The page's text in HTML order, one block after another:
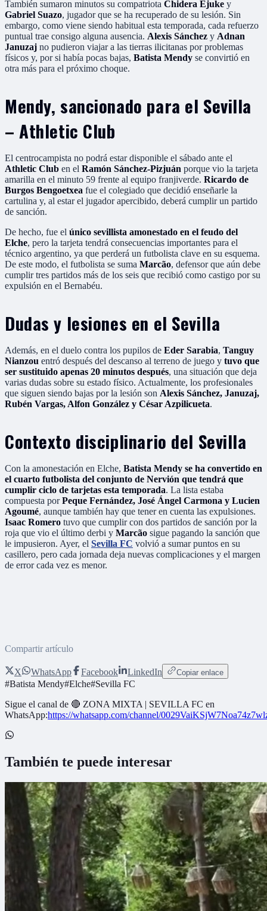
También sumaron minutos su compatriota Chidera Ejuke y
Gabriel Suazo, jugador que se ha recuperado de su lesión. Sin
embargo, como viene siendo habitual esta temporada, cada refuerzo
puntual trae consigo alguna ausencia. Alexis Sánchez y Adnan
Januzaj no pudieron viajar a las tierras ilicitanas por problemas
físicos y, por si había pocas bajas, Batista Mendy se convirtió en
otra más para el próximo choque.
Mendy, sancionado para el Sevilla
– Athletic Club
El centrocampista no podrá estar disponible el sábado ante el
Athletic Club en el Ramón Sánchez-Pizjuán porque vio la tarjeta
amarilla en el minuto 59 frente al equipo franjiverde. Ricardo de
Burgos Bengoetxea fue el colegiado que decidió enseñarle la
cartulina y, al estar el jugador apercibido, deberá cumplir un partido
de sanción.
De hecho, fue el único sevillista amonestado en el feudo del
Elche, pero la tarjeta tendrá consecuencias importantes para el
técnico argentino, ya que perderá un futbolista clave en su esquema.
De este modo, el futbolista se suma Marcão, defensor que aún debe
cumplir tres partidos más de los seis que recibió como castigo por su
expulsión en el Bernabéu.
Dudas y lesiones en el Sevilla
Además, en el duelo contra los pupilos de Eder Sarabia, Tanguy
Nianzou entró después del descanso al terreno de juego y tuvo que
ser sustituido apenas 20 minutos después, una situación que deja
varias dudas sobre su estado físico. Actualmente, los profesionales
que siguen siendo bajas por la lesión son Alexis Sánchez, Januzaj,
Rubén Vargas, Alfon González y César Azpilicueta.
Contexto disciplinario del Sevilla
Con la amonestación en Elche, Batista Mendy se ha convertido en
el cuarto futbolista del conjunto de Nervión que tendrá que
cumplir ciclo de tarjetas esta temporada. La lista estaba
compuesta porPeque Fernández, José Ángel Carmona y Lucien
Agoumé, aunque también hay que tener en cuenta las expulsiones.
Isaac Romero tuvo que cumplir con dos partidos de sanción por la
roja que vio el último derbi y Marcão sigue pagando la sanción que
le impusieron. Ayer, el Sevilla FC volvió a sumar puntos en su
casillero, pero cada jornada deja nuevas complicaciones y el margen
de error cada vez es menor.
Compartir artículo
X WhatsApp Facebook LinkedIn Copiar enlace
#Batista Mendy#Elche#Sevilla FC
Sigue el canal de 🔴 ZONA MIXTA | SEVILLA FC en
WhatsApp:https://whatsapp.com/channel/
También te puede interesar